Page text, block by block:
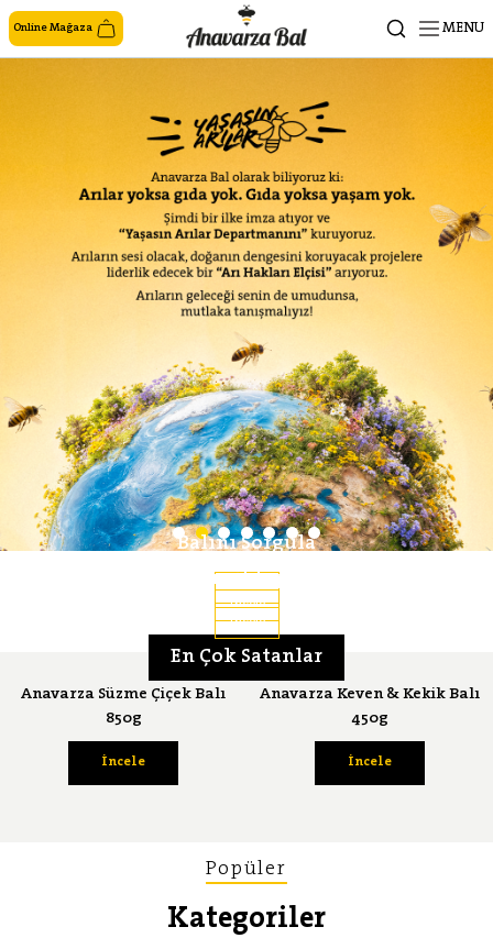
Online Mağaza MENU
Balını Sorgula
İncele
İncele
Bal Ansiklopedisi
İncele
En Çok Satanlar
Anavarza Süzme Çiçek Balı
850g
İncele
Anavarza Keven & Kekik Balı
450g
İncele
Popüler
Kategoriler